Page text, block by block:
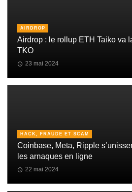
AIRDROP
Airdrop : le rollup ETH Taiko va
TKO
23 mai 2024
HACK, FRAUDE ET SCAM
Coinbase, Meta, Ripple
les arnaques en ligne
22 mai 2024